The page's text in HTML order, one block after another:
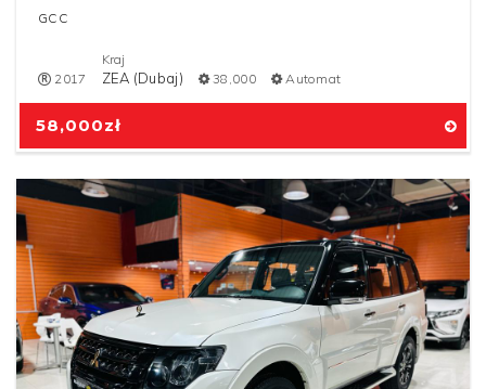
58,000zł
GCC
2017
Kraj
ZEA (Dubaj) 38,000 Automat